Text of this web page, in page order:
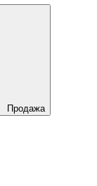
Продажа